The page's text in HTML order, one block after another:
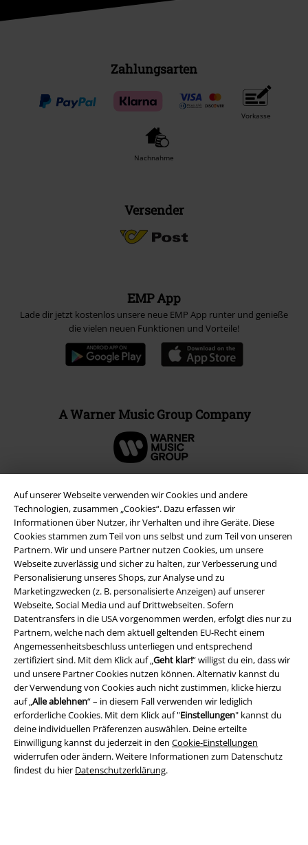
Auf unserer Webseite verwenden wir Cookies und andere
Technologien, zusammen „Cookies“. Dazu erfassen wir
Informationen über Nutzer, ihr Verhalten und ihre Geräte. Diese
Cookies stammen zum Teil von uns selbst und zum Teil von unseren
Partnern. Wir und unsere Partner nutzen Cookies, um unsere
Webseite zuverlässig und sicher zu halten, zur Verbesserung und
Personalisierung unseres Shops, zur Analyse und zu
Marketingzwecken (z. B. personalisierte Anzeigen) auf unserer
Webseite, Social Media und auf Drittwebseiten. Sofern
Datentransfers in die USA vorgenommen werden, erfolgt dies nur zu
Partnern, welche nach dem aktuell geltenden EU-Recht einem
Angemessenheitsbeschluss unterliegen und entsprechend
zertifiziert sind. Mit dem Klick auf „Geht klar!“ willigst du ein, dass wir
und unsere Partner Cookies nutzen können. Alternativ kannst du
der Verwendung von Cookies auch nicht zustimmen, klicke hierzu
auf „Alle ablehnen“ – in diesem Fall verwenden wir lediglich
erforderliche Cookies. Mit dem Klick auf "Einstellungen" kannst du
deine individuellen Präferenzen auswählen. Deine erteilte
Einwilligung kannst du jederzeit in den Cookie-Einstellungen
widerrufen oder ändern. Weitere Informationen zum Datenschutz
findest du hier Datenschutzerklärung.
Zahlungsarten
Vorkasse
Nachnahme
Versender
EMP App
Lade dir jetzt kostenlos unsere neue EMP App runter und genieße
die vielen neuen Funktionen und Vorteile!
A Warner Music Group Company
Rechtliches
AGB
Impressum
Datenschutz
Entsorgung und Umweltschutz
Konformitätserklärung